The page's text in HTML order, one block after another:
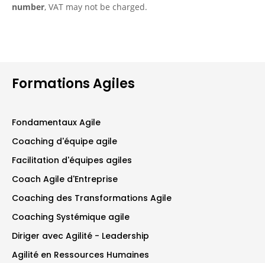
number, VAT may not be charged.
Formations Agiles
Fondamentaux Agile
Coaching d'équipe agile
Facilitation d'équipes agiles
Coach Agile d'Entreprise
Coaching des Transformations Agile
Coaching Systémique agile
Diriger avec Agilité - Leadership
Agilité en Ressources Humaines